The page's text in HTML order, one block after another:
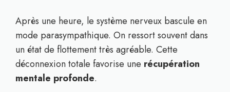
Après une heure, le système nerveux bascule en
mode parasympathique. On ressort souvent dans
un état de flottement très agréable. Cette
déconnexion totale favorise une récupération
mentale profonde.